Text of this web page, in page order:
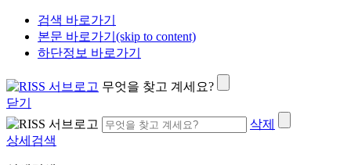
검색 바로가기
본문 바로가기(skip to content)
하단정보 바로가기
무엇을 찾고 계세요?
닫기
삭제
상세검색